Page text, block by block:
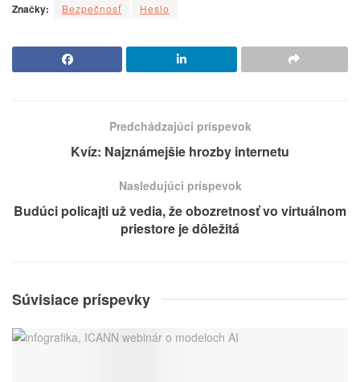
Značky: Bezpečnosť Heslo
Predchádzajúci príspevok
Kvíz: Najznámejšie hrozby internetu
Nasledujúci príspevok
Budúci policajti už vedia, že obozretnosť vo virtuálnom
priestore je dôležitá
Súvisiace príspevky